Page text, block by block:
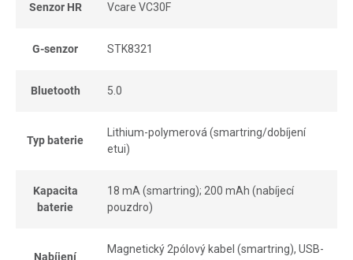
Senzor HR Vcare VC30F
G-senzor STK8321
Bluetooth 5.0
Typ baterie
Lithium-polymerová (smartring/dobíjení
etui)
Kapacita
baterie
18 mA (smartring); 200 mAh (nabíjecí
pouzdro)
Nabíjení
Magnetický 2pólový kabel (smartring), USB-